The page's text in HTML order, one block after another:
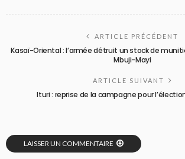
ARTICLE PRÉCÉDENT
Kasaï-Oriental : l’armée détruit un stock de
Mbuji-Mayi
ARTICLE SUIVANT
Ituri : reprise de la campagne pour
LAISSER UN COMMENTAIRE